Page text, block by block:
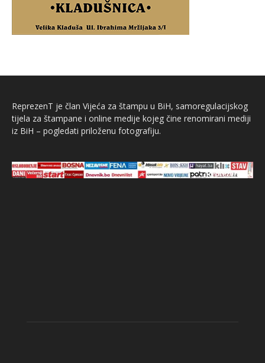
ReprezenT je član Vijeća za štampu u BiH, samoregulacijskog
tijela za štampane i online medije kojeg čine renomirani mediji
iz BiH – pogledati priloženu fotografiju.